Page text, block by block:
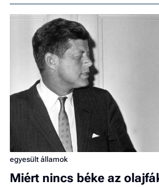
egyesült államok
Miért nincs béke az